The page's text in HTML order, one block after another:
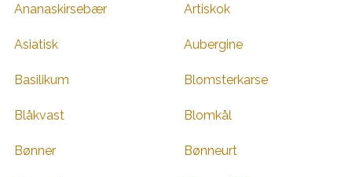
Ananaskirsebær Artiskok
Asiatisk Aubergine
Basilikum Blomsterkarse
Blåkvast Blomkål
Bønner Bønneurt